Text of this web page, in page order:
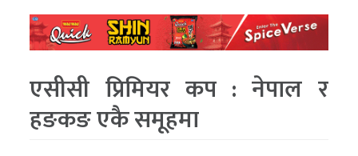
एसीसी प्रिमियर कप : नेपाल र
हङकङ एकै समूहमा